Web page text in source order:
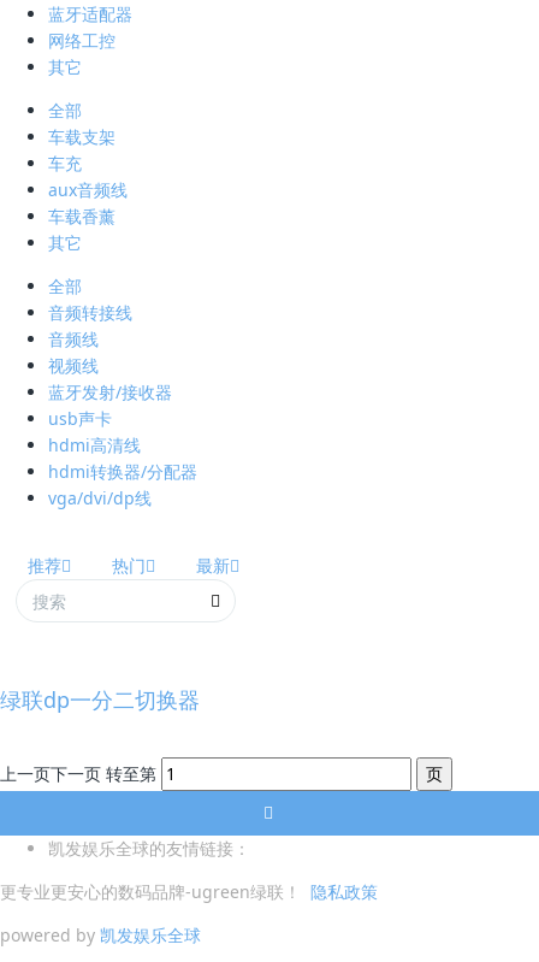
蓝牙适配器
网络工控
其它
全部
车载支架
车充
aux音频线
车载香薰
其它
全部
音频转接线
音频线
视频线
蓝牙发射/接收器
usb声卡
hdmi高清线
hdmi转换器/分配器
vga/dvi/dp线
推荐 热门 最新
绿联dp一分二切换器
上一页下一页 转至第
凯发娱乐全球的友情链接：
更专业更安心的数码品牌-ugreen绿联！ 隐私政策
powered by 凯发娱乐全球